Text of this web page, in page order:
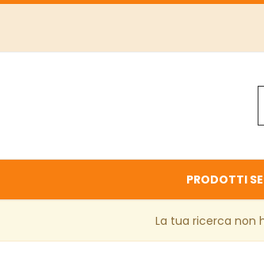
PRODOTTI
La tua ricerca non